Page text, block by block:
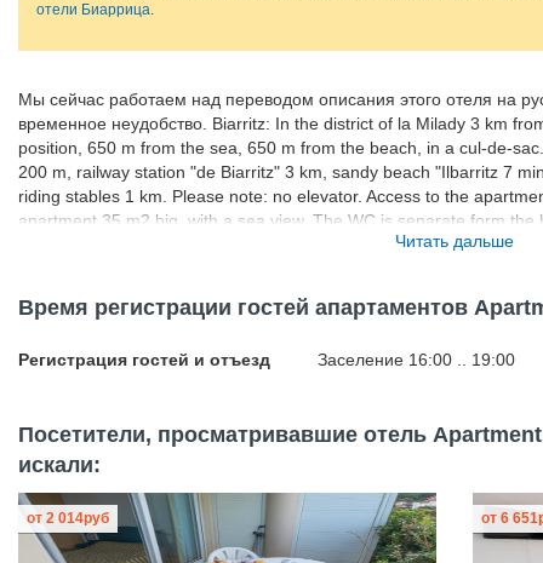
отели Биаррица.
Мы сейчас работаем над переводом описания этого отеля на
временное неудобство. Biarritz: In the district of la Milady 3 km
position, 650 m from the sea, 650 m from the beach, in a cul-de-
200 m, railway station "de Biarritz" 3 km, sandy beach "Ilbarritz 7
riding stables 1 km. Please note: no elevator. Access to the
apartment 35 m2 big, with a sea view. The WC is separate form the
Читать дальше
Время регистрации гостей апартаментов
Регистрация гостей и отъезд Заселение 16:00 .. 19:00
Посетители, просматривавшие отель
искали:
от 2 014руб от 6 651